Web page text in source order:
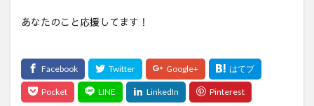
あなたのこと応援してます！